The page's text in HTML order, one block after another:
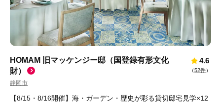
HOMAM 旧マッケンジー邸（国登録有形文化
財）
静岡市
4.6
（52件）
【8/15・8/16開催】海・ガーデン・歴史が彩る貸切邸宅見学×12